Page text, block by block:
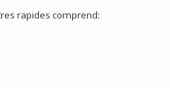
rapides comprend: